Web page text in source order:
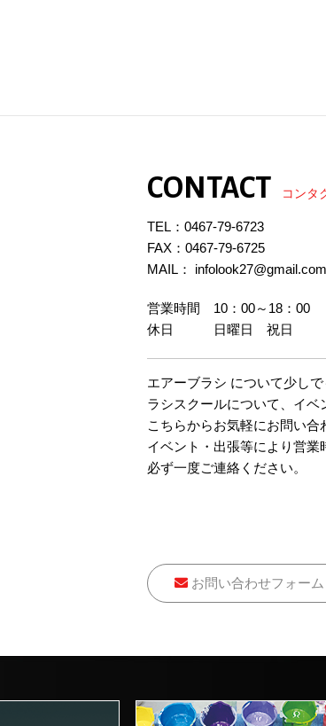
CONTACT コンタ
TEL： 0467-79-6723
FAX：0467-79-6725
MAIL： infolook27@gmail.com
営業時間 10：00～18：00
休日 日曜日 祝日
エアーブラシ について少し
ラシスクールについて、イ
こちらからお気軽にお問い合
イベント・出張等により営
必ず一度ご連絡ください。
お問い合わせフォーム